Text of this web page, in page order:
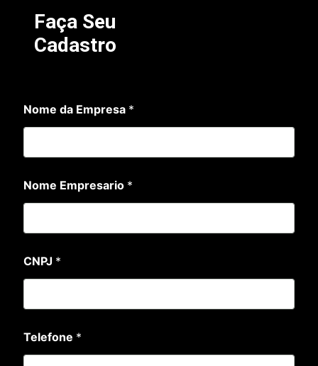
Faça Seu
Cadastro
Nome da Empresa *
Nome Empresario *
CNPJ *
o
m
Telefone *